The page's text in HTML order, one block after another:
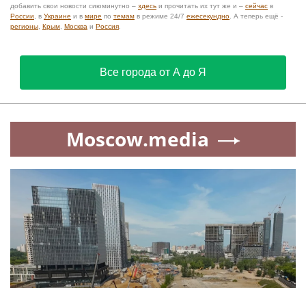
добавить свои новости сиюминутно – здесь и прочитать их тут же и – сейчас в
России , в Украине и в мире по темам в режиме 24/7 ежесекундно . А теперь ещё -
регионы Крым Москва и Россия
Все города от А до Я
Moscow.media